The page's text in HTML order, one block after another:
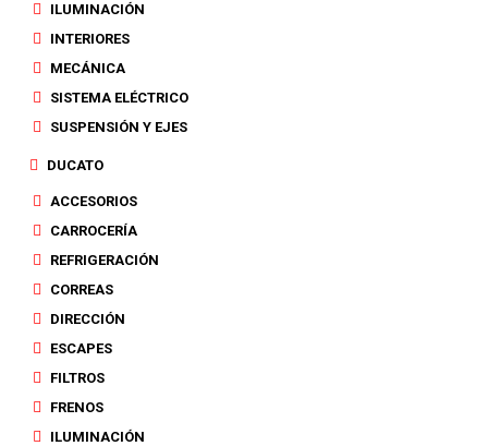
ILUMINACIÓN
INTERIORES
MECÁNICA
SISTEMA ELÉCTRICO
SUSPENSIÓN Y EJES
DUCATO
ACCESORIOS
CARROCERÍA
REFRIGERACIÓN
CORREAS
DIRECCIÓN
ESCAPES
FILTROS
FRENOS
ILUMINACIÓN